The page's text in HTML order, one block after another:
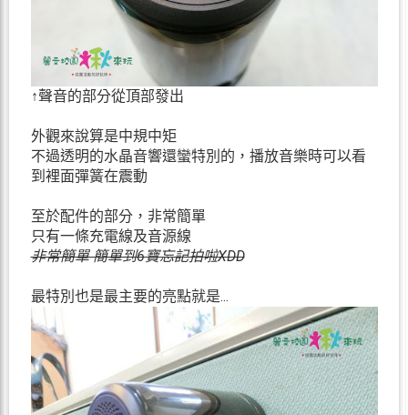
↑聲音的部分從頂部發出
外觀來說算是中規中矩
不過透明的水晶音響還蠻特別的，播放音樂時可以看
到裡面彈簧在震動
至於配件的部分，非常簡單
只有一條充電線及音源線
非常簡單 簡單到6寶忘記拍啦XDD
最特別也是最主要的亮點就是...